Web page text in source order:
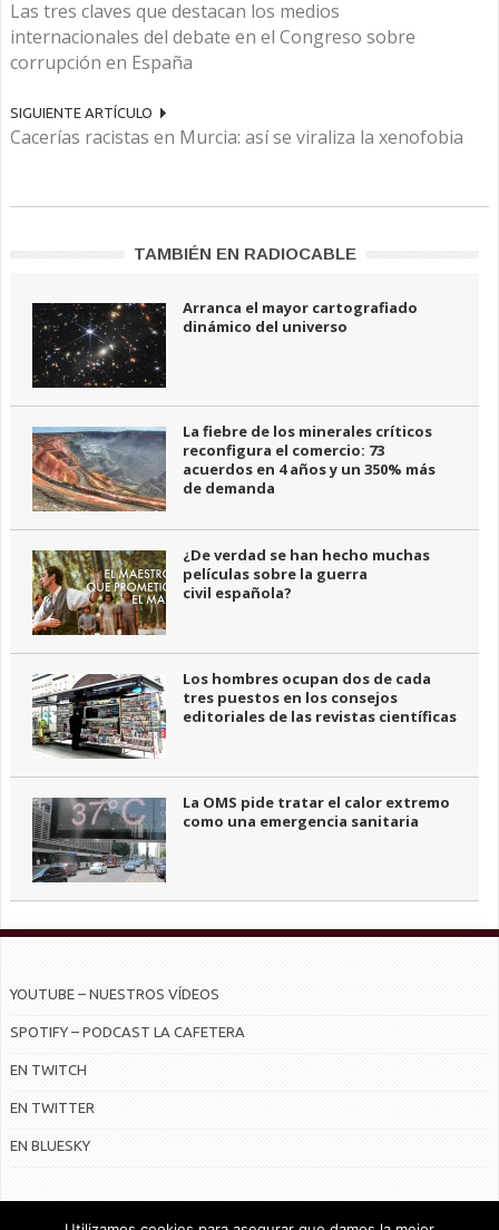
Las tres claves que destacan los medios
internacionales del debate en el Congreso sobre
corrupción en España
SIGUIENTE ARTÍCULO
Cacerías racistas en Murcia: así se viraliza la xenofobia
TAMBIÉN EN RADIOCABLE
Arranca el mayor cartografiado
dinámico del universo
La fiebre de los minerales críticos
reconfigura el comercio: 73
acuerdos en 4 años y un 350% más
de demanda
¿De verdad se han hecho muchas
películas sobre la guerra
civil española?
Los hombres ocupan dos de cada
tres puestos en los consejos
editoriales de las revistas científicas
La OMS pide tratar el calor extremo
como una emergencia sanitaria
YOUTUBE – NUESTROS VÍDEOS
SPOTIFY – PODCAST LA CAFETERA
EN TWITCH
EN TWITTER
EN BLUESKY